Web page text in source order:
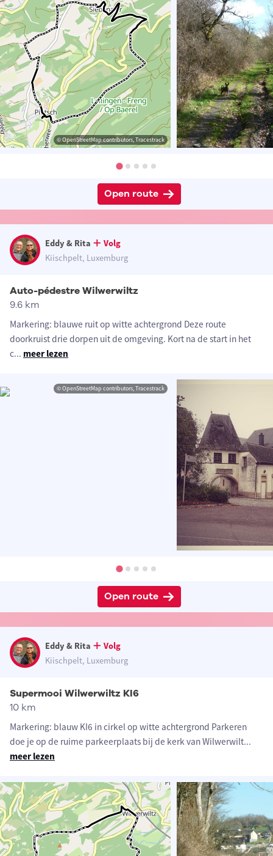
© OpenStreetMap contributors, Tracestrack
Open route
Eddy & Rita
Volg
Kiischpelt, Luxemburg
Auto-pédestre Wilwerwiltz
9.6 km
Markering: blauwe ruit op witte achtergrond Deze route
doorkruist drie dorpen uit de omgeving. Kort na de start in het
c... meer lezen
© OpenStreetMap contributors, Tracestrack
Open route
Eddy & Rita
Volg
Kiischpelt, Luxemburg
Supermooi Wilwerwiltz KI6
10 km
Markering: blauw KI6 in cirkel op witte achtergrond Parkeren
doe je op de ruime parkeerplaats bij de kerk van Wilwerwilt...
meer lezen